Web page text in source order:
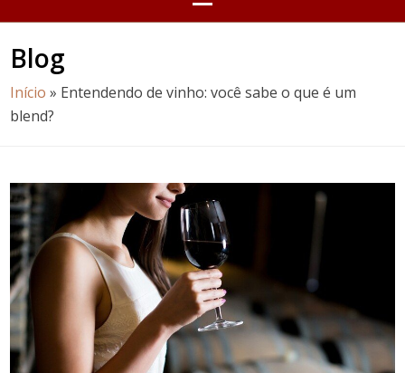
Mobile
Blog
Início » Entendendo de vinho: você sabe o que é um
blend?